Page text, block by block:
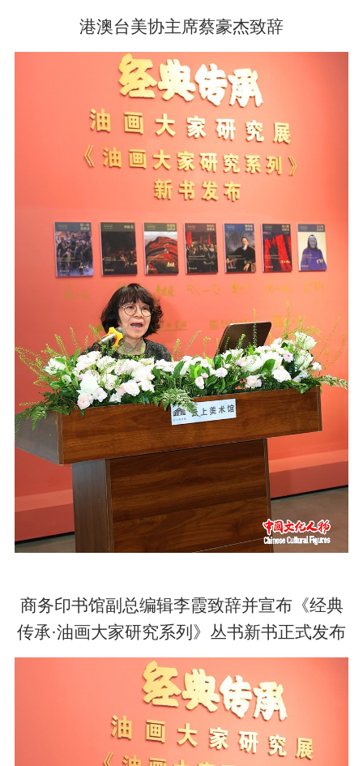
港澳台美协主席蔡豪杰致辞
商务印书馆副总编辑李霞致辞并宣布《经典
传承·油画大家研究系列》丛书新书正式发布